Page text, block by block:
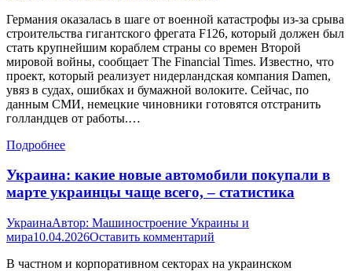
Германия оказалась в шаге от военной катастрофы из-за срыва
строительства гигантского фрегата F126, который должен был
стать крупнейшим кораблем страны со времен Второй
мировой войны, сообщает The Financial Times. Известно, что
проект, который реализует нидерландская компания Damen,
увяз в судах, ошибках и бумажной волоките. Сейчас, по
данным СМИ, немецкие чиновники готовятся отстранить
голландцев от работы.…
Подробнее
Украина: какие новые автомобили покупали в
марте украинцы чаще всего, – статистика
УкраинаАвтор: Машиностроение Украины и
мира10.04.2026Оставить комментарий
В частном и корпоративном секторах на украинском